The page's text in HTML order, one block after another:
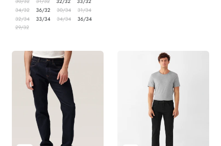
34/32
36/32 30/34
31/34
32/34
33/34 34/34
36/34
29/32